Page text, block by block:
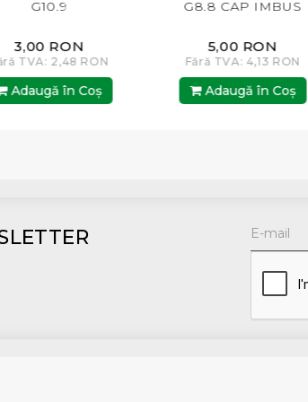
RON
Coş
G8.8 CAP IMBUS
5,00 RON
Fără TVA: 4,13 RON
Adaugă în Coş